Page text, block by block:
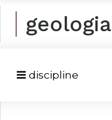
geologia
discipline